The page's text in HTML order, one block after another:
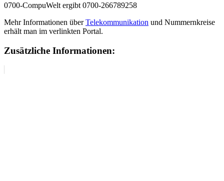
0700-CompuWelt ergibt 0700-266789258
Mehr Informationen überTelekommunikation und Nummernkreise
erhält man im verlinkten Portal.
Zusätzliche Informationen: